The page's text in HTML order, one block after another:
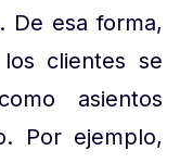
De esa forma,
clientes se
asientos
Por ejemplo,